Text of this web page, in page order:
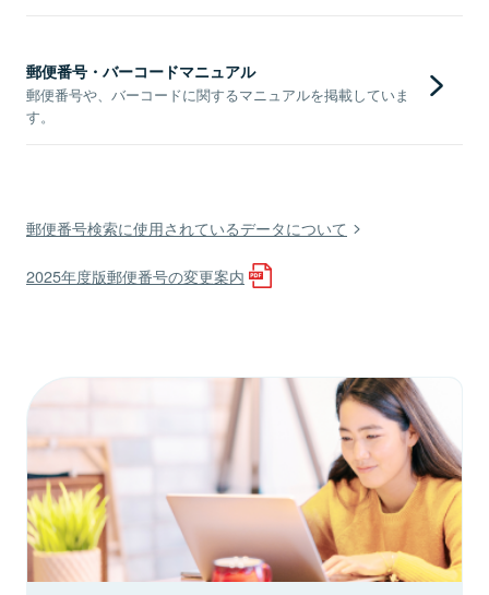
郵便番号・バーコードマニュアル
郵便番号や、バーコードに関するマニュアルを掲載していま
す。
郵便番号検索に使用されているデータについて
2025年度版郵便番号の変更案内